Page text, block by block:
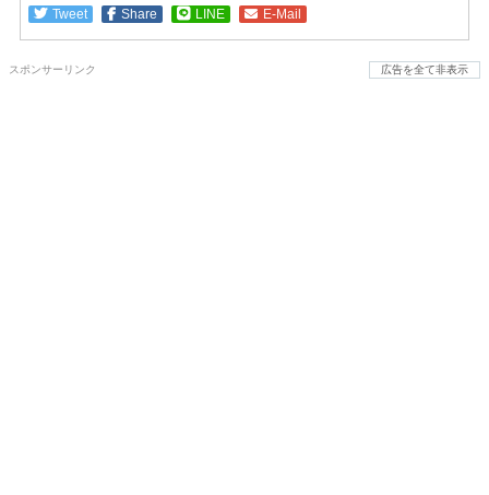
Tweet Share LINE E-Mail
スポンサーリンク 広告を全て非表示